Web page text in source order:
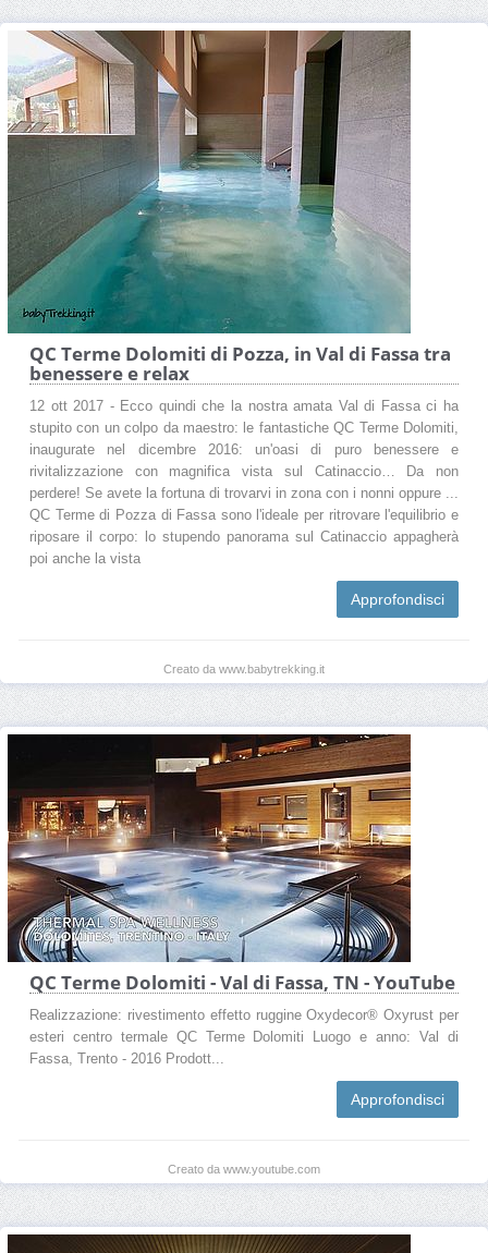
QC Terme Dolomiti di Pozza, in Val di Fassa tra
benessere e relax
12 ott 2017 - Ecco quindi che la nostra amata Val di Fassa ci ha
stupito con un colpo da maestro: le fantastiche QC Terme Dolomiti,
inaugurate nel dicembre 2016: un'oasi di puro benessere e
rivitalizzazione con magnifica vista sul Catinaccio… Da non
perdere! Se avete la fortuna di trovarvi in zona con i nonni oppure ...
QC Terme di Pozza di Fassa sono l'ideale per ritrovare l'equilibrio e
riposare il corpo: lo stupendo panorama sul Catinaccio appagherà
poi anche la vista
Approfondisci
Creato da www.babytrekking.it
QC Terme Dolomiti - Val di Fassa, TN - YouTube
Realizzazione: rivestimento effetto ruggine Oxydecor® Oxyrust per
esteri centro termale QC Terme Dolomiti Luogo e anno: Val di
Fassa, Trento - 2016 Prodott...
Approfondisci
Creato da www.youtube.com